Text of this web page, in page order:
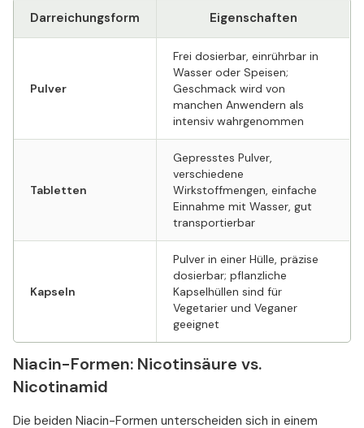
Darreichungsform Eigenschaften
Pulver
Frei dosierbar, einrührbar in
Wasser oder Speisen;
Geschmack wird von
manchen Anwendern als
intensiv wahrgenommen
Tabletten
Gepresstes Pulver,
verschiedene
Wirkstoffmengen, einfache
Einnahme mit Wasser, gut
transportierbar
Kapseln
Pulver in einer Hülle, präzise
dosierbar; pflanzliche
Kapselhüllen sind für
Vegetarier und Veganer
geeignet
Niacin-Formen: Nicotinsäure vs.
Nicotinamid
Die beiden Niacin-Formen unterscheiden sich in einem